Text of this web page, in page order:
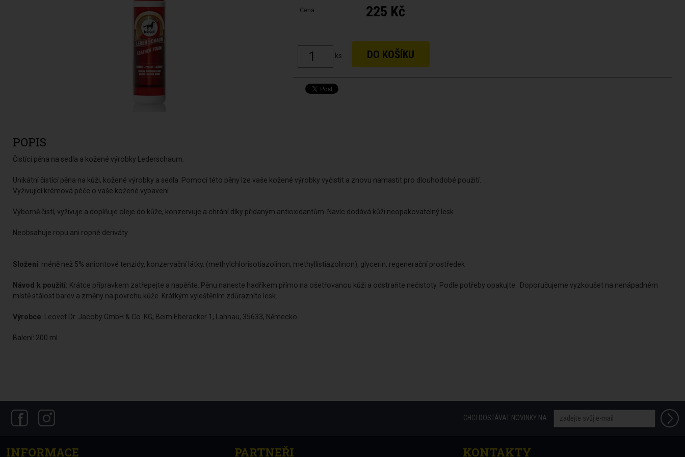
Cena: 225 Kč
ks
POPIS
Čistící pěna na sedla a kožené výrobky Lederschaum.
Unikátní čistící pěna na kůži, kožené výrobky a sedla. Pomocí této pěny lze vaše kožené výrobky vyčistit a znovu namastit pro dlouhodobé použití.
Vyživující krémová péče o vaše kožené vybavení.
Výborně čistí, vyživuje a doplňuje oleje do kůže, konzervuje a chrání díky přidaným antioxidantům. Navíc dodává kůži neopakovatelný lesk.
Neobsahuje ropu ani ropné deriváty.
Složení: méně než 5% aniontové tenzidy, konzervační látky, (methylchlorisotiazolinon, methyllistiazolinon), glycerin, regenerační prostředek
Návod k použití: Krátce přípravkem zatřepejte a napěňte. Pěnu naneste hadříkem přímo na ošetřovanou kůži a odstraňte nečistoty. Podle potřeby opakujte. Doporučujeme vyzkoušet na nenápadném
místě stálost barev a změny na povrchu kůže. Krátkým vyleštěním zdůrazníte lesk.
Výrobce: Leovet Dr. Jacoby GmbH & Co. KG, Beim Eberacker 1, Lahnau, 35633, Německo
Balení: 200 ml
CHCI DOSTÁVAT NOVINKY NA
INFORMACE PARTNEŘI KONTAKTY